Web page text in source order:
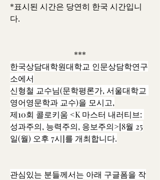
*표시된 시간은 당연히 한국 시간입니
다.
***
한국상담대학원대학교 인문상담학연구
소에서
신형철 교수님(문학평론가, 서울대학교
영어영문학과 교수)을 모시고,
제10회 콜로키움 <K 마스터 내러티브:
성과주의, 능력주의, 응보주의>[8월 25
일(월) 오후 7시]를 개최합니다.
관심있는 분들께서는 아래 구글폼을 작